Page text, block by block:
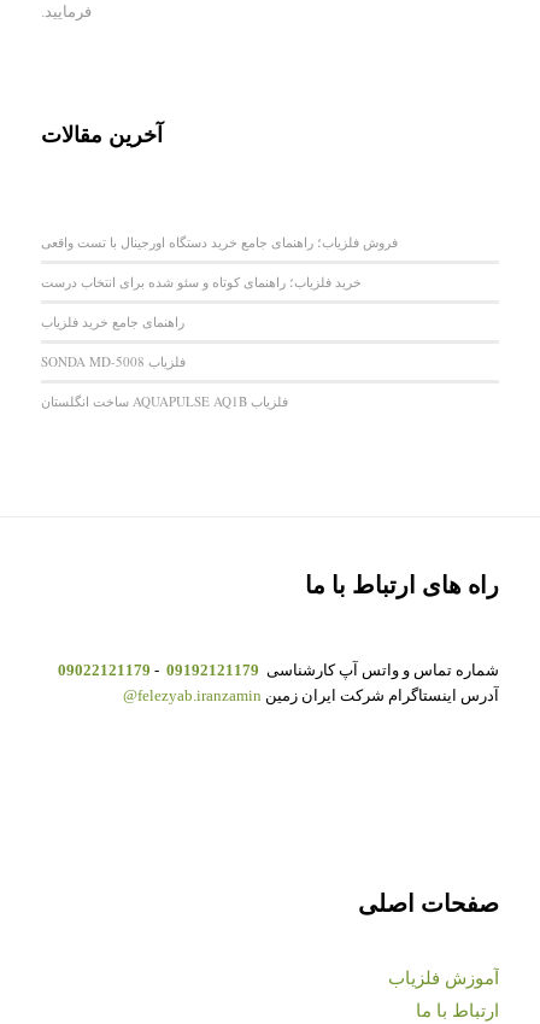
فرمایید.
آخرین مقالات
فروش فلزیاب؛ راهنمای جامع خرید دستگاه اورجینال با تست واقعی
خرید فلزیاب؛ راهنمای کوتاه و سئو شده برای انتخاب درست
راهنمای جامع خرید فلزیاب
فلزیاب SONDA MD-5008
فلزیاب AQUAPULSE AQ1B ساخت انگلستان
راه های ارتباط با ما
شماره تماس و واتس آپ کارشناسی 09192121179
-
09022121179
آدرس اینستاگرام شرکت ایران زمین felezyab.iranzamin@
صفحات اصلی
آموزش فلزیاب
ارتباط با ما